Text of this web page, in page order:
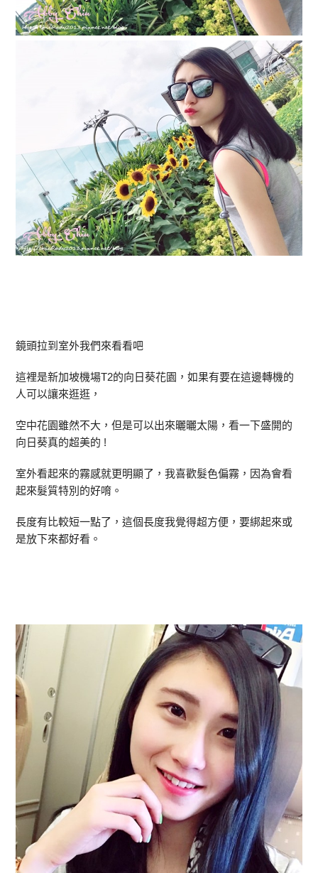
鏡頭拉到室外我們來看看吧
這裡是新加坡機場T2的向日葵花園，如果有要在這邊轉機的
人可以讓來逛逛，
空中花園雖然不大，但是可以出來曬曬太陽，看一下盛開的
向日葵真的超美的 !
室外看起來的霧感就更明顯了，我喜歡髮色偏霧，因為會看
起來髮質特別的好唷。
長度有比較短一點了，這個長度我覺得超方便，要綁起來或
是放下來都好看。